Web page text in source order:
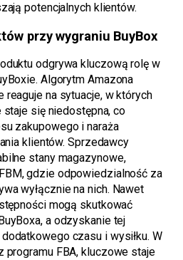
potencjalnych klientów.
przy wygraniu BuyBox
odgrywa kluczową rolę w
Algorytm Amazona
na sytuacje, w których
się niedostępna, co
zakupowego i naraża
klientów. Sprzedawcy
stany magazynowe,
gdzie odpowiedzialność za
wyłącznie na nich. Nawet
mogą skutkować
a odzyskanie tej
czasu i wysiłku. W
programu FBA, kluczowe staje